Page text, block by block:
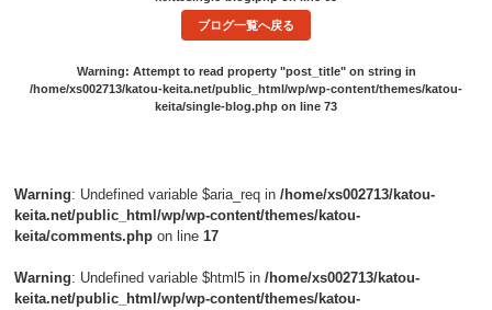
ブログ一覧へ戻る
Warning: Attempt to read property "post_title" on string in
/home/xs002713/katou-keita.net/public_html/wp/wp-content/themes/katou-
keita/single-blog.php on line 73
Warning: Undefined variable $aria_req in/home/xs002713/katou-
keita.net/public_html/wp/wp-content/themes/katou-
keita/comments.php on line17
Warning: Undefined variable $html5 in/home/xs002713/katou-
keita.net/public_html/wp/wp-content/themes/katou-